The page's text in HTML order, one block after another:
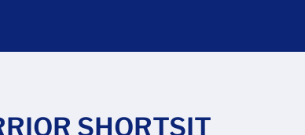
SHORTSIT